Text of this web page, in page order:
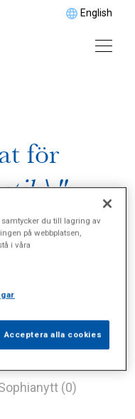
English
för
(0)
samtycker du till lagring av
på webbplatsen,
i våra
Acceptera alla cookies